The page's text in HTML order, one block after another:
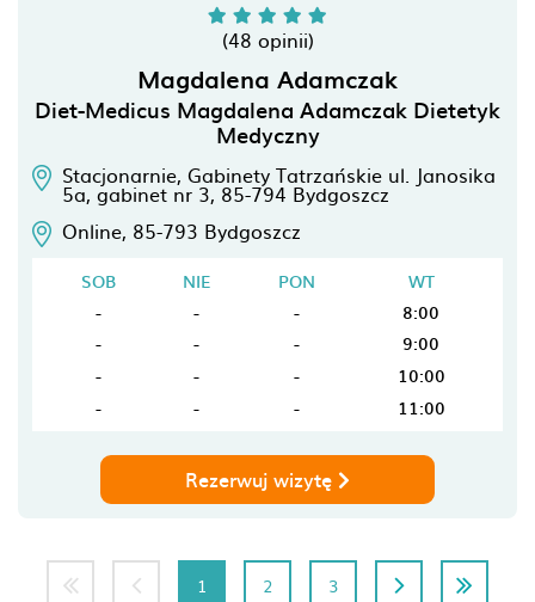
(48 opinii)
Magdalena Adamczak
Diet-Medicus Magdalena Adamczak Dietetyk
Medyczny
Stacjonarnie, Gabinety Tatrzańskie ul. Janosika
5a, gabinet nr 3, 85-794 Bydgoszcz
Online, 85-793 Bydgoszcz
SOB NIE PON
WT
-
- -
8:00
-
- -
9:00
-
- -
10:00
-
- - 11:00
Rezerwuj wizytę
1 2 3